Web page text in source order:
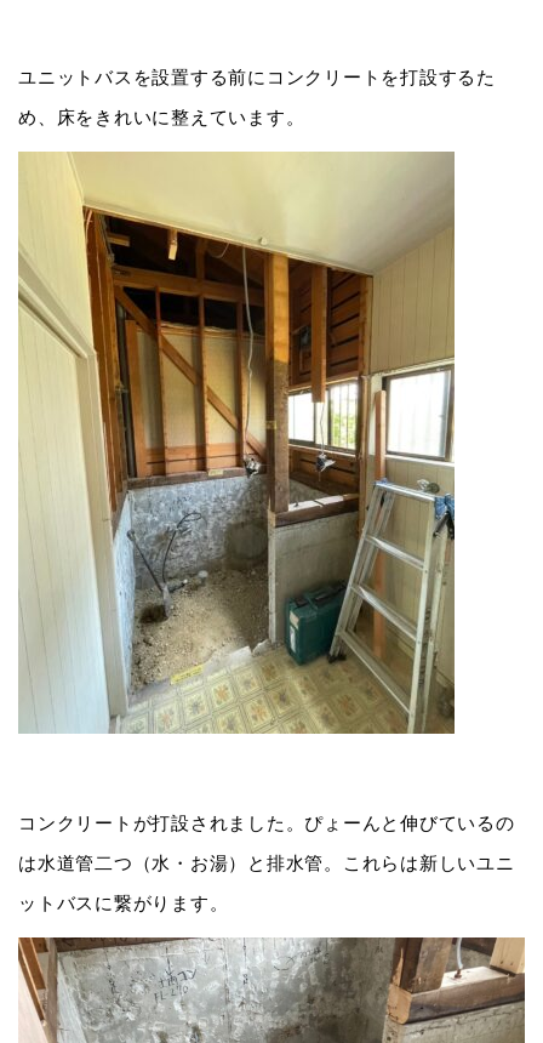
ユニットバスを設置する前にコンクリートを打設するた
め、床をきれいに整えています。
コンクリートが打設されました。ぴょーんと伸びているの
は水道管二つ（水・お湯）と排水管。これらは新しいユニ
ットバスに繋がります。